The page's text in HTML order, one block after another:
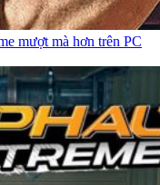
mượt mà hơn trên PC